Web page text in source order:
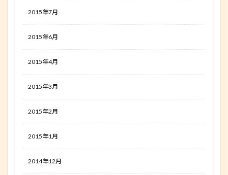
2015年7月
2015年6月
2015年4月
2015年3月
2015年2月
2015年1月
2014年12月